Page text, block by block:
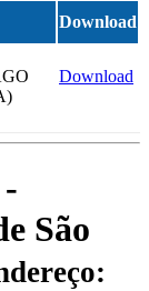
Download
Download
São